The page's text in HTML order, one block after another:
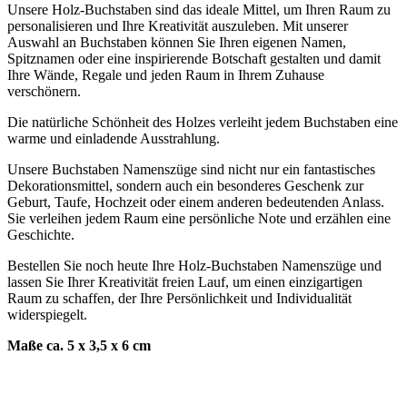
Unsere Holz-Buchstaben sind das ideale Mittel, um Ihren Raum zu
personalisieren und Ihre Kreativität auszuleben. Mit unserer
Auswahl an Buchstaben können Sie Ihren eigenen Namen,
Spitznamen oder eine inspirierende Botschaft gestalten und damit
Ihre Wände, Regale und jeden Raum in Ihrem Zuhause
verschönern.
Die natürliche Schönheit des Holzes verleiht jedem Buchstaben eine
warme und einladende Ausstrahlung.
Unsere Buchstaben Namenszüge sind nicht nur ein fantastisches
Dekorationsmittel, sondern auch ein besonderes Geschenk zur
Geburt, Taufe, Hochzeit oder einem anderen bedeutenden Anlass.
Sie verleihen jedem Raum eine persönliche Note und erzählen eine
Geschichte.
Bestellen Sie noch heute Ihre Holz-Buchstaben Namenszüge und
lassen Sie Ihrer Kreativität freien Lauf, um einen einzigartigen
Raum zu schaffen, der Ihre Persönlichkeit und Individualität
widerspiegelt.
Maße ca. 5 x 3,5 x 6 cm